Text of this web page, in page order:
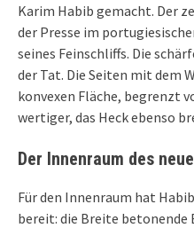
Karim Habib gemacht. Der
der Presse im
seines Feinschliffs. Die
der Tat. Die Seiten mit dem
konvexen Fläche, begrenzt
wertiger, das Heck ebenso
Der Innenraum des
Für den Innenraum hat
bereit: die Breite betonende